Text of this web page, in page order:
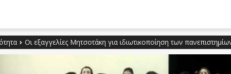
Οι εξαγγελίες Μητσοτάκη για ιδιωτικοποίηση των